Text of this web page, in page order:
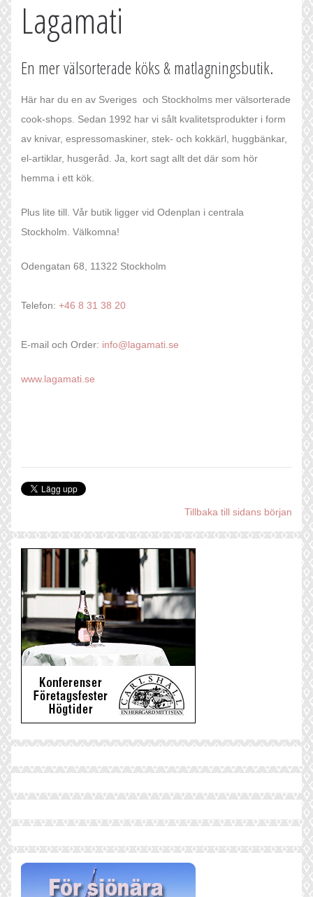
Lagamati
En mer välsorterade köks & matlagningsbutik.
Här har du en av Sveriges och Stockholms mer välsorterade
cook-shops. Sedan 1992 har vi sålt kvalitetsprodukter i form
av knivar, espressomaskiner, stek- och kokkärl, huggbänkar,
el-artiklar, husgeråd. Ja, kort sagt allt det där som hör
hemma i ett kök.
Plus lite till. Vår butik ligger vid Odenplan i centrala
Stockholm. Välkomna!
Odengatan 68, 11322 Stockholm
Telefon: +46 8 31 38 20
E-mail och Order: info@lagamati.se
www.lagamati.se
Tillbaka till sidans början